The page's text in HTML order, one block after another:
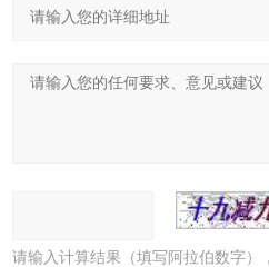
请输入计算结果（填写阿拉伯数字）